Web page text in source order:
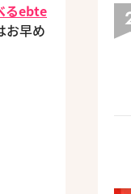
るebte
お早め